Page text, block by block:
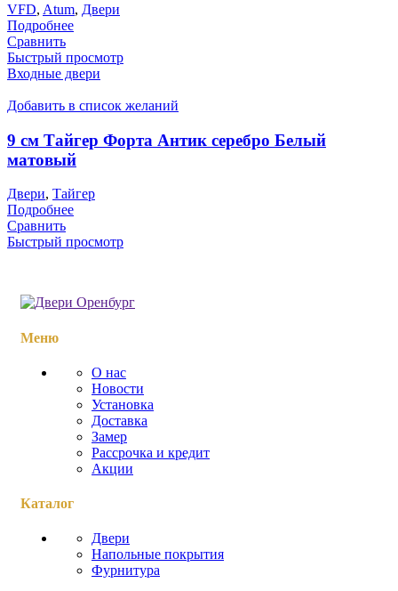
VFD, Atum, Двери
Подробнее
Сравнить
Быстрый просмотр
Входные двери
Добавить в список желаний
9 см Тайгер Форта Антик серебро Белый
матовый
Двери, Тайгер
Подробнее
Сравнить
Быстрый просмотр
Меню
О нас
Новости
Установка
Доставка
Замер
Рассрочка и кредит
Акции
Каталог
Двери
Напольные покрытия
Фурнитура